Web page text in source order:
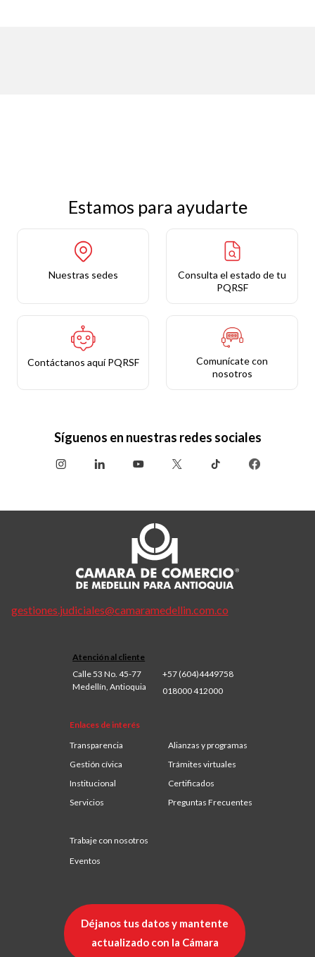
Estamos para ayudarte
Nuestras sedes
Consulta el estado de tu
PQRSF
Contáctanos aquí PQRSF
Comunícate con
nosotros
Síguenos en nuestras redes sociales
gestiones.judiciales@camaramedellin.com.co
Atención al cliente
Calle 53 No. 45-77
Medellín, Antioquia
+57 (604)4449758
018000 412000
Enlaces de interés
Transparencia
Alianzas y programas
Gestión cívica
Trámites virtuales
Institucional
Certificados
Servicios
Preguntas Frecuentes
Trabaje con nosotros
Eventos
Déjanos tus datos y mantente
actualizado con la Cámara